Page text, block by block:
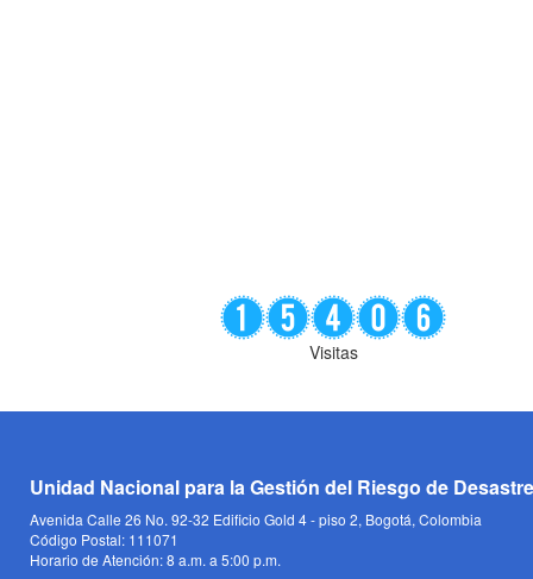
Visitas
Unidad Nacional para la Gestión del Riesgo de
Avenida Calle 26 No. 92-32 Edificio Gold 4 - piso 2, Bogotá, Colombia
Código Postal: 111071
Horario de Atención: 8 a.m. a 5:00 p.m.